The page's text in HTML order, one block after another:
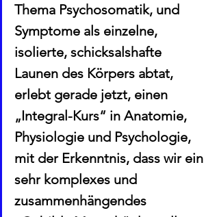
Thema Psychosomatik, und
Symptome als einzelne,
isolierte, schicksalshafte
Launen des Körpers abtat,
erlebt gerade jetzt, einen
„Integral-Kurs“ in Anatomie,
Physiologie und Psychologie,
mit der Erkenntnis, dass wir ein
sehr komplexes und
zusammenhängendes